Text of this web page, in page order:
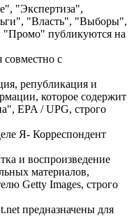
"Экспертиза",
"Власть", "Выборы",
"Промо" публикуются на
совместно с
републикация и
которое содержит
EPA / UPG, строго
Я- Корреспондент
и воспроизведение
материалов,
Getty Images, строго
предназначены для